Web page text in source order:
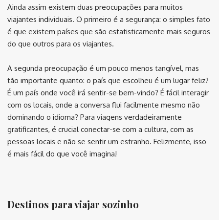
Ainda assim existem duas preocupações para muitos
viajantes individuais. O primeiro é a segurança: o simples fato
é que existem países que são estatisticamente mais seguros
do que outros para os viajantes.
A segunda preocupação é um pouco menos tangível, mas
tão importante quanto: o país que escolheu é um lugar feliz?
É um país onde você irá sentir-se bem-vindo? É fácil interagir
com os locais, onde a conversa flui facilmente mesmo não
dominando o idioma? Para viagens verdadeiramente
gratificantes, é crucial conectar-se com a cultura, com as
pessoas locais e não se sentir um estranho. Felizmente, isso
é mais fácil do que você imagina!
Destinos para viajar sozinho